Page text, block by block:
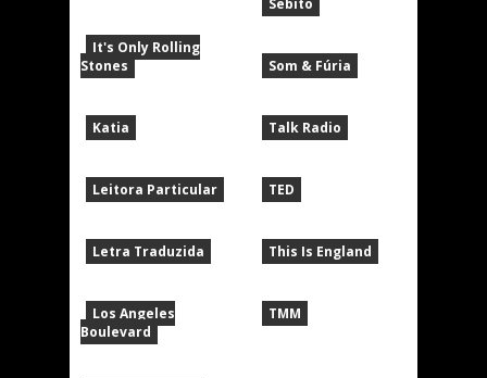
It's Only Rolling
Stones
Katia
Leitora Particular
Letra Traduzida
Los Angeles
Boulevard
Sebito
Som & Fúria
Talk Radio
TED
This Is England
TMM